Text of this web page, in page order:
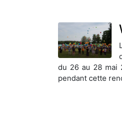
du 26 au 28 mai
pendant cette